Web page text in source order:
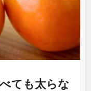
ても太らな